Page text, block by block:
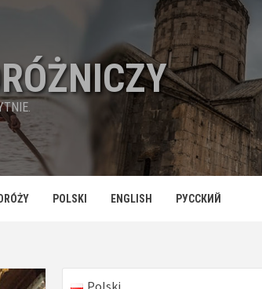
POLSKI ENGLISH РУССКИЙ
Polski